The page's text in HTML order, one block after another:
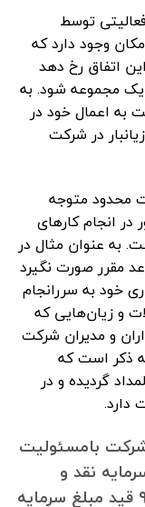
توسط
وجود دارد که
اتفاق رخ دهد
مجموعه شود. به
به اعمال خود در
در شرکت
محدود متوجه
انجام کار‌های
به عنوان مثال در
مقرر صورت نگیرد
خود به سررانجام
و زیان‌هایی که
و مدیران شرکت
ذکر است که
گردیده و در
دارد.
، شرکت بامسئولیت
۹۶ پرداخت سرمایه نقد و
ارزیابی و تسلیم سرمایه غیرنقد و ۹۷ قید مبلغ سرمایه